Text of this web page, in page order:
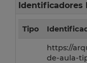
Identificadores
Tipo
https://
de-aula-